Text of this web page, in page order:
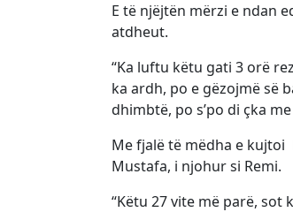
E të njëjtën mërzi e ndan
atdheut.
“Ka luftu këtu gati 3 orë
ka ardh, po e gëzojmë së
dhimbtë, po s’po di çka
Me fjalë të mëdha e kujtoi
Mustafa, i njohur si Remi.
“Këtu 27 vite më parë,